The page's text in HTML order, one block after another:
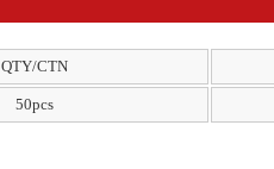
QTY/CTN
50pcs